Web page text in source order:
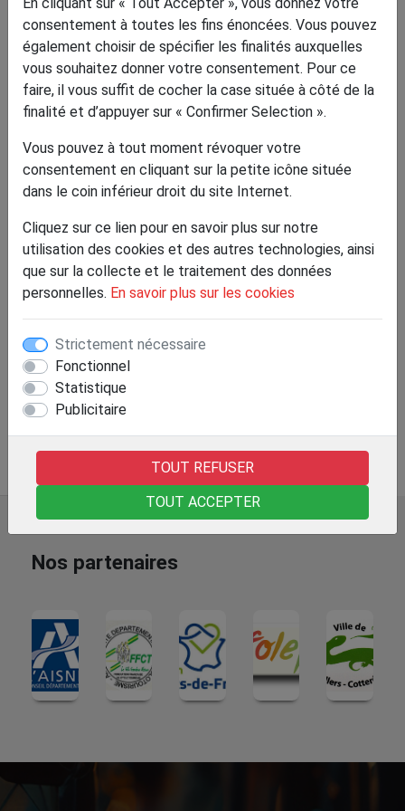
consentement à toutes les fins énoncées. Vous pouvez
également choisir de spécifier les finalités auxquelles
vous souhaitez donner votre consentement. Pour ce
faire, il vous suffit de cocher la case située à côté de la
finalité et d’appuyer sur « Confirmer Selection ».
Vous pouvez à tout moment révoquer votre
consentement en cliquant sur la petite icône située
dans le coin inférieur droit du site Internet.
Cliquez sur ce lien pour en savoir plus sur notre
utilisation des cookies et des autres technologies, ainsi
que sur la collecte et le traitement des données
personnelles. En savoir plus sur les cookies
Strictement nécessaire
Fonctionnel
Statistique
Publicitaire
TOUT REFUSER
TOUT ACCEPTER
Durée:
Le 25/04/2026
Retour à la page précédente
Nos partenaires